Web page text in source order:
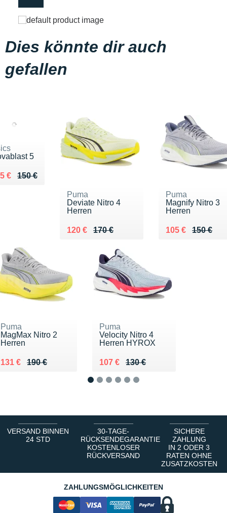
Dies könnte dir auch
gefallen
5
150 €
lieu de 150 €
€ 125 €
Puma
Deviate Nitro 4
Herren
170 €
Au lieu de 170 €
120 €
Vendu 120 €
Puma
Magnify Nitro 3
Herren
150 €
Au lieu de 150 €
105 €
Vendu 105 €
Puma
MagMax Nitro 2
Herren
190 €
Au lieu de 190 €
131 €
Vendu 131 €
Puma
Velocity Nitro 4
Herren HYROX
130 €
Au lieu de 130 €
107 €
Vendu 107 €
VERSAND BINNEN
24 STD
30-TAGE-
RÜCKSENDEGARANTIE
KOSTENLOSER
RÜCKVERSAND
SICHERE
ZAHLUNG
IN 2 ODER 3
RATEN OHNE
ZUSATZKOSTEN
ZAHLUNGSMÖGLICHKEITEN